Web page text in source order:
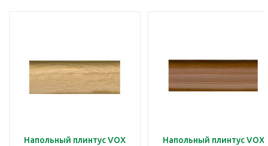
Напольный плинтус VOX
Напольный плинтус VOX